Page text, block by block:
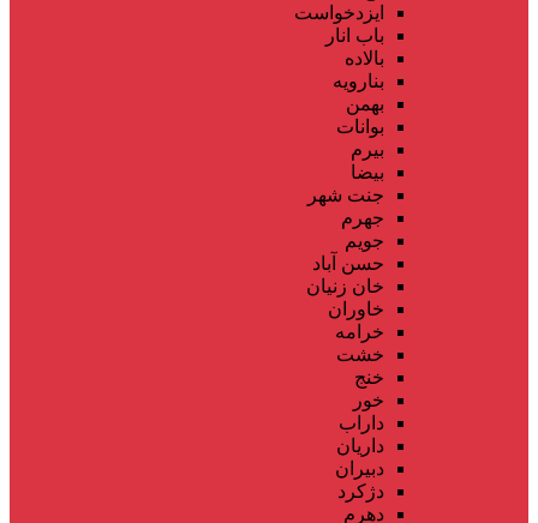
ایزدخواست
باب انار
بالاده
بنارویه
بهمن
بوانات
بیرم
بیضا
جنت شهر
جهرم
جویم
حسن آباد
خان زنیان
خاوران
خرامه
خشت
خنج
خور
داراب
داریان
دبیران
دژکرد
دهرم